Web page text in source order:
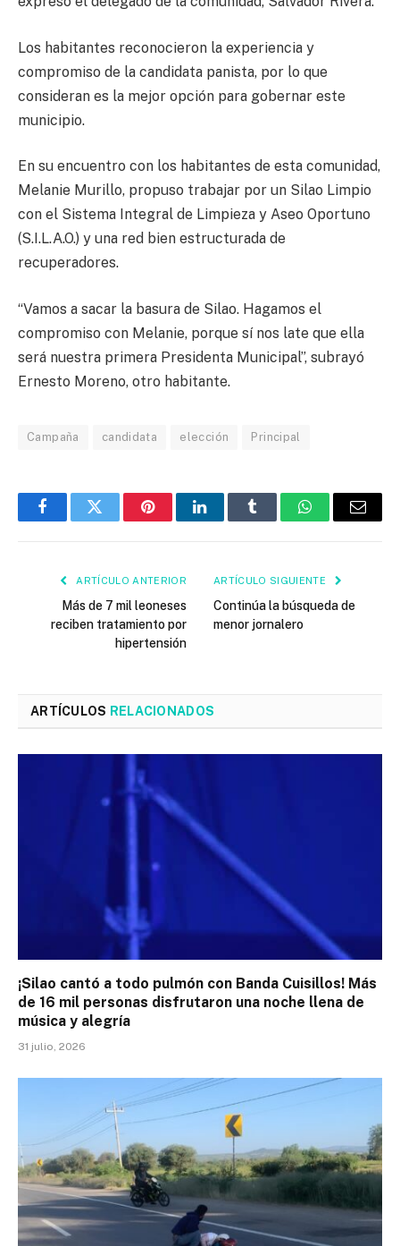
Los habitantes reconocieron la experiencia y
compromiso de la candidata panista, por lo que
consideran es la mejor opción para gobernar este
municipio.
En su encuentro con los habitantes de esta comunidad,
Melanie Murillo, propuso trabajar por un Silao Limpio
con el Sistema Integral de Limpieza y Aseo Oportuno
(S.I.L.A.O.) y una red bien estructurada de
recuperadores.
“Vamos a sacar la basura de Silao. Hagamos el
compromiso con Melanie, porque sí nos late que ella
será nuestra primera Presidenta Municipal”, subrayó
Ernesto Moreno, otro habitante.
Campaña candidata elección Principal
FacebookTwitter PinterestLinkedInTumblr WhatsAppEmail
ARTÍCULO ANTERIOR
Más de 7 mil leoneses
reciben tratamiento por
hipertensión
ARTÍCULO SIGUIENTE
Continúa la búsqueda de
menor jornalero
ARTÍCULOS RELACIONADOS
¡Silao cantó a todo pulmón con Banda Cuisillos! Más
de 16 mil personas disfrutaron una noche llena de
música y alegría
31 julio, 2026